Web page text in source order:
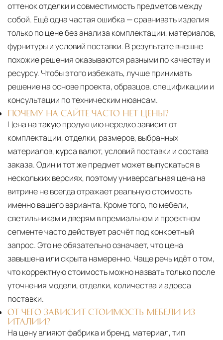
оттенок отделки и совместимость предметов между
собой. Ещё одна частая ошибка — сравнивать изделия
только по цене без анализа комплектации, материалов,
фурнитуры и условий поставки. В результате внешне
похожие решения оказываются разными по качеству и
ресурсу. Чтобы этого избежать, лучше принимать
решение на основе проекта, образцов, спецификации и
консультации по техническим нюансам.
ПОЧЕМУ НА САЙТЕ ЧАСТО НЕТ ЦЕНЫ?
Цена на такую продукцию нередко зависит от
комплектации, отделки, размеров, выбранных
материалов, курса валют, условий поставки и состава
заказа. Один и тот же предмет может выпускаться в
нескольких версиях, поэтому универсальная цена на
витрине не всегда отражает реальную стоимость
именно вашего варианта. Кроме того, по мебели,
светильникам и дверям в премиальном и проектном
сегменте часто действует расчёт под конкретный
запрос. Это не обязательно означает, что цена
завышена или скрыта намеренно. Чаще речь идёт о том,
что корректную стоимость можно назвать только после
уточнения модели, отделки, количества и адреса
поставки.
ОТ ЧЕГО ЗАВИСИТ СТОИМОСТЬ МЕБЕЛИ ИЗ
ИТАЛИИ?
На цену влияют фабрика и бренд, материал, тип